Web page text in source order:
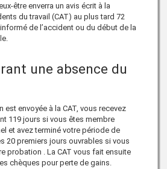
être enverra un avis écrit à la
du travail (CAT) au plus tard 72
de l’accident ou du début de la
une absence du
est envoyée à la CAT, vous recevez
119 jours si vous êtes membre
et avez terminé votre période de
20 premiers jours ouvrables si vous
probation . La CAT vous fait ensuite
chèques pour perte de gains.